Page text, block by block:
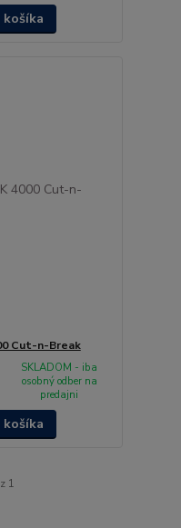
Cut-n-Break
SKLADOM - iba
osobný odber na
predajni
z 1